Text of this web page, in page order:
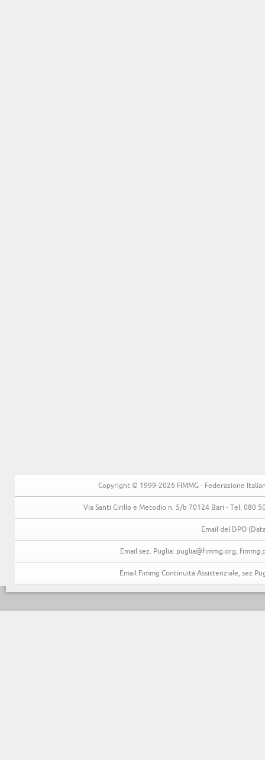
Copyright © 1999-2026 FIMMG - Federazione
Via Santi Cirillo e Metodio n. 5/b 70124 Bari - Tel. 080
Email del DPO
Email sez. Puglia: puglia@fimmg.org,
Email Fimmg Continuità Assistenziale, sez